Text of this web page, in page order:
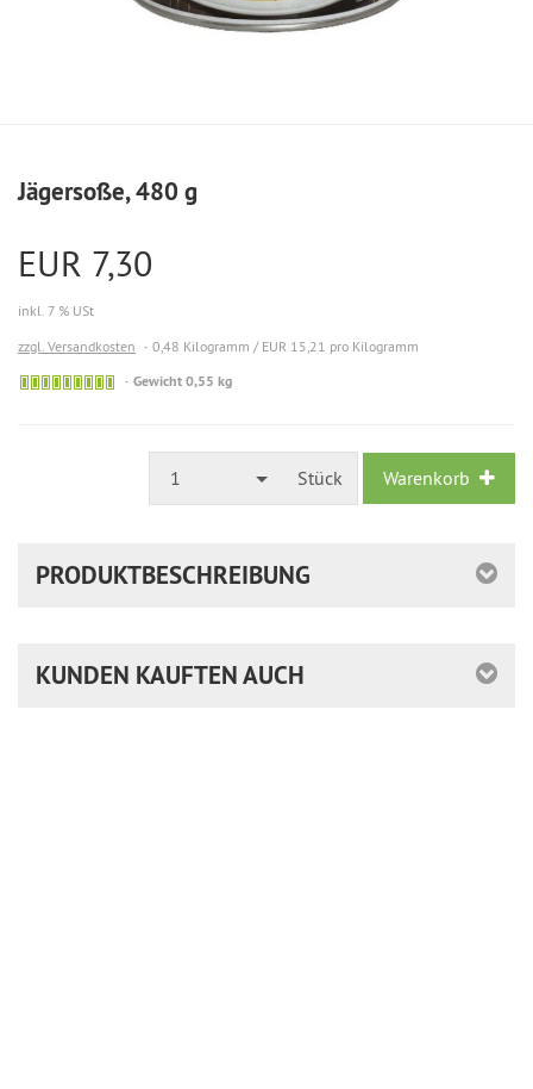
Jägersoße, 480 g
EUR 7,30
inkl. 7 % USt
zzgl. Versandkosten
0,48 Kilogramm / EUR 15,21 pro Kilogramm
Gewicht 0,55 kg
1 Stück Warenkorb
PRODUKTBESCHREIBUNG
KUNDEN KAUFTEN AUCH